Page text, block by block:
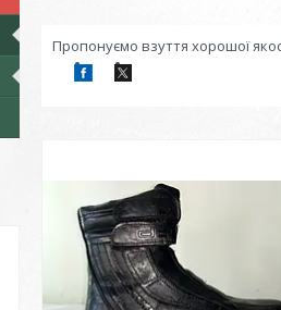
Пропонуємо взуття хорошої